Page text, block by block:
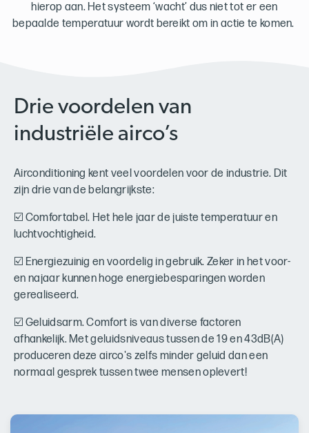
hierop aan. Het systeem ‘wacht’ dus niet tot er een
bepaalde temperatuur wordt bereikt om in actie te komen.
Drie voordelen van
industriële airco’s
Airconditioning kent veel voordelen voor de industrie. Dit
zijn drie van de belangrijkste:
☑️ Comfortabel. Het hele jaar de juiste temperatuur en
luchtvochtigheid.
☑️ Energiezuinig en voordelig in gebruik. Zeker in het voor-
en najaar kunnen hoge energiebesparingen worden
gerealiseerd.
☑️ Geluidsarm. Comfort is van diverse factoren
afhankelijk. Met geluidsniveaus tussen de 19 en 43dB(A)
produceren deze airco's zelfs minder geluid dan een
normaal gesprek tussen twee mensen oplevert!